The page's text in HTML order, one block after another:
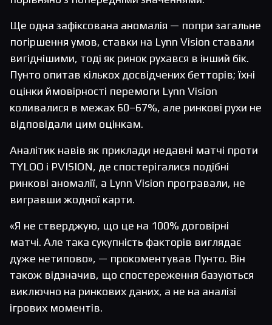
Ще одна зафіксована аномалія — попри загальне
погіршення умов, ставки на Lynn Vision ставали
вигіднішими, тоді як ринок рухався в інший бік.
Пунто опитав кількох досвідчених бетторів; їхні
оцінки ймовірності перемоги Lynn Vision
коливалися в межах 60–67%, але ринкові рухи не
відповідали цим оцінкам.
Аналітик навів як приклади недавні матчі проти
TYLOO і PVISION, де спостерігалися подібні
ринкові аномалії, а Lynn Vision програвали, не
вигравши жодної карти.
«Я не стверджую, що це на 100% договірні
матчі. Але така сукупність факторів виглядає
дуже нетипово», — прокоментував Пунто. Він
також відзначив, що спостереження базуються
виключно на ринкових даних, а не на аналізі
ігрових моментів.